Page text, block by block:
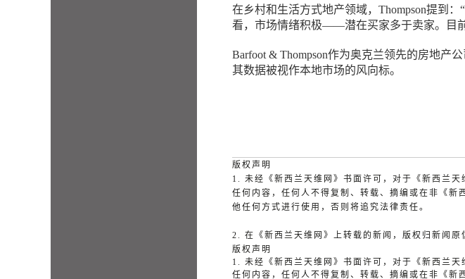
在乡村和生活方式地产领域，Thompson提到
看，市场情绪积极——潜在买家多于卖家。目
Barfoot & Thompson作为奥克兰领先的房地产
其数据被视作本地市场的风向标。
版权声明
1. 未经《新西兰天维网》书面许可，对于《新西兰
任何内容，任何人不得复制、转载、摘编或在非《新
他任何方式进行使用，否则将追究法律责任。
2. 在《新西兰天维网》上转载的新闻，版权归新闻原
版权声明
1. 未经《新西兰天维网》书面许可，对于《新西兰
任何内容，任何人不得复制、转载、摘编或在非《新